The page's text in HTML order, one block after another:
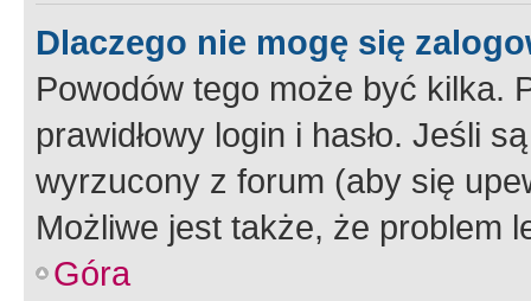
Dlaczego nie mogę się
Powodów tego może być kilka.
prawidłowy login i hasło. Jeśli
wyrzucony z forum (aby się
Możliwe jest także, że problem
Góra